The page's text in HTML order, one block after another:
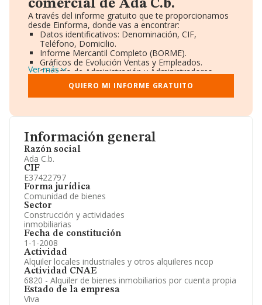
Información general
Razón social
Ada C.b.
CIF
E37422797
Forma jurídica
Comunidad de bienes
Sector
Construcción y actividades
inmobiliarias
Fecha de constitución
1-1-2008
Actividad
Alquiler locales industriales y otros alquileres ncop
Actividad CNAE
6820 - Alquiler de bienes inmobiliarios por cuenta propia
Estado de la empresa
Viva
comercial de Ada C.b.
A través del informe gratuito que te proporcionamos
desde Einforma, donde vas a encontrar:
Datos identificativos: Denominación, CIF,
Teléfono, Domicilio.
Informe Mercantil Completo (BORME).
Gráficos de Evolución Ventas y Empleados.
Consejo de Administración y Administradores.
Directivos y Ejecutivos.
Accionistas.
Participaciones y Vinculaciones en otras empresas.
Información oficial y registral complementaria.
Ver más
QUIERO MI INFORME GRATUITO